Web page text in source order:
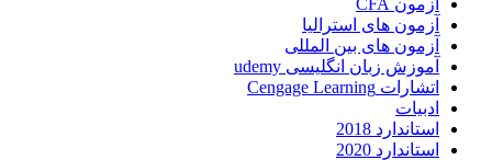
آزمون های استرالیا
آزمون های بین المللی
آموزش زبان انگلیسی udemy
اتشارات Cengage Learning
ادبیات
استاندارد 2018
استاندارد 2020